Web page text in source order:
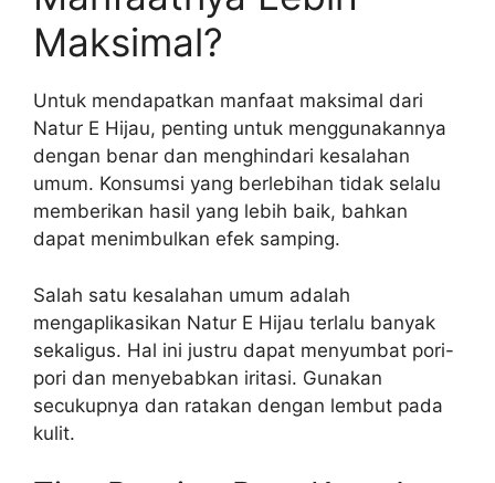
Maksimal?
Untuk mendapatkan manfaat maksimal dari
Natur E Hijau, penting untuk menggunakannya
dengan benar dan menghindari kesalahan
umum. Konsumsi yang berlebihan tidak selalu
memberikan hasil yang lebih baik, bahkan
dapat menimbulkan efek samping.
Salah satu kesalahan umum adalah
mengaplikasikan Natur E Hijau terlalu banyak
sekaligus. Hal ini justru dapat menyumbat pori-
pori dan menyebabkan iritasi. Gunakan
secukupnya dan ratakan dengan lembut pada
kulit.